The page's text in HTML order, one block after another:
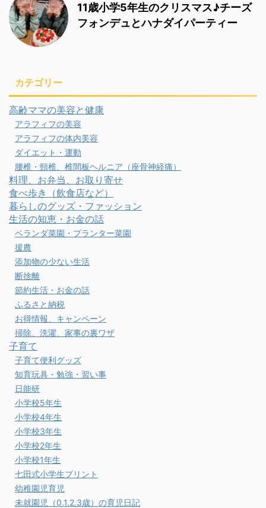
11歳小学5年生のクリスマス♪チーズ
フォンデュとハナダイパーティー
カテゴリー
高齢ママの美容と健康
アラフィフの美容
アラフィフの体内美容
ダイエット・運動
腰椎・頸椎、椎間板ヘルニア（座骨神経痛）
料理、お弁当、お取り寄せ
食べ歩き（飲食店など）
暮らしのグッズ・ファッション
生活の知恵・お金の話
ベランダ菜園・プランター菜園
援農
添加物の少ない生活
断捨離
節約生活・お金の話
ふるさと納税
お得情報、キャンペーン
掃除、洗濯、家事の裏ワザ
子育て
子育て便利グッズ
知育玩具・勉強・習い事
日能研
小学校5年生
小学校4年生
小学校3年生
小学校2年生
小学校1年生
七田式小学生プリント
幼稚園児育児
未就園児（0.1.2.3歳）の育児日記